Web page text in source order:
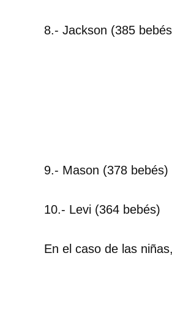
8.- Jackson (385
9.- Mason (378 bebés)
10.- Levi (364 bebés)
En el caso de las